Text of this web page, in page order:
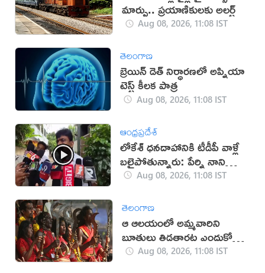
మార్పు.. ప్రయాణికులకు అలర్ట్
Aug 08, 2026, 11:08 IST
తెలంగాణ
బ్రెయిన్ డెత్ నిర్ధారణలో అప్నియా
టెస్ట్ కీలక పాత్ర
Aug 08, 2026, 11:08 IST
ఆంధ్రప్రదేశ్
లోకేశ్ ధనదాహానికి టీడీపీ వాళ్లే
బలైపోతున్నారు: పేర్ని నాని
(వీడియో)
Aug 08, 2026, 11:08 IST
తెలంగాణ
ఆ ఆలయంలో అమ్మవారిని
బూతులు తిడతారట ఎందుకో
తెలుసా?
Aug 08, 2026, 11:08 IST